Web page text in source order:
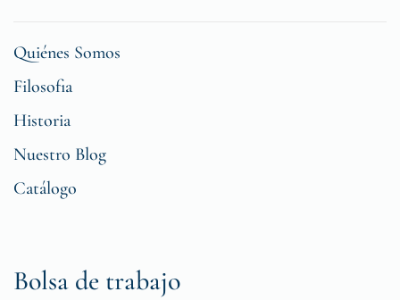
Quiénes Somos
Filosofia
Historia
Nuestro Blog
Catálogo
Bolsa de trabajo